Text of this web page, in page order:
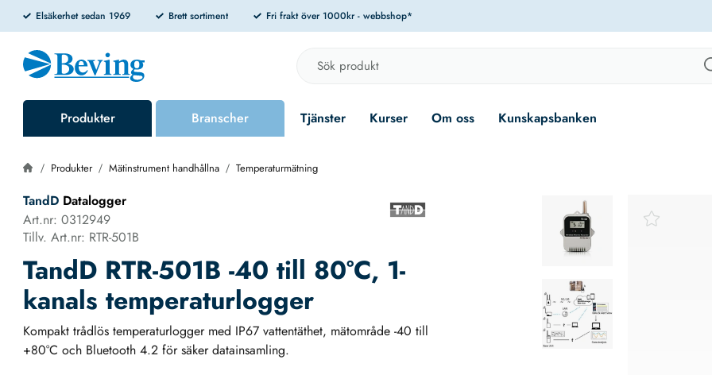
Elsäkerhet sedan 1969 Brett sortiment Fri frakt över 1000kr - webbshop*
Produkter Branscher Tjänster Kurser Om oss Kunskapsbanken
Produkter Mätinstrument handhållna Temperaturmätning
TandD Datalogger
Art.nr: 0312949
Tillv. Art.nr: RTR-501B
TandD RTR-501B -40 till 80°C, 1-
kanals temperaturlogger
Kompakt trådlös temperaturlogger med IP67 vattentäthet, mätområde -40 till
+80°C och Bluetooth 4.2 för säker datainsamling.